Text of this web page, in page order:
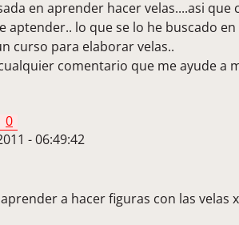
en aprender hacer velas....asi que
aptender.. lo que se lo he buscado
curso para elaborar velas..
comentario que me ayude a
0
- 06:49:42
a hacer figuras con las velas